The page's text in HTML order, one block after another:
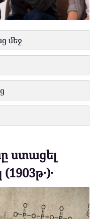
մեջ
ստացել